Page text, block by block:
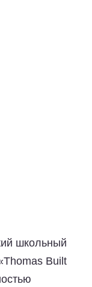
школьный
Built